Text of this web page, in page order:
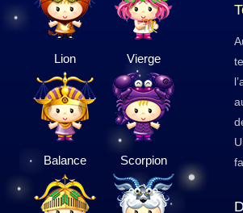
Lion Vierge
Balance Scorpion